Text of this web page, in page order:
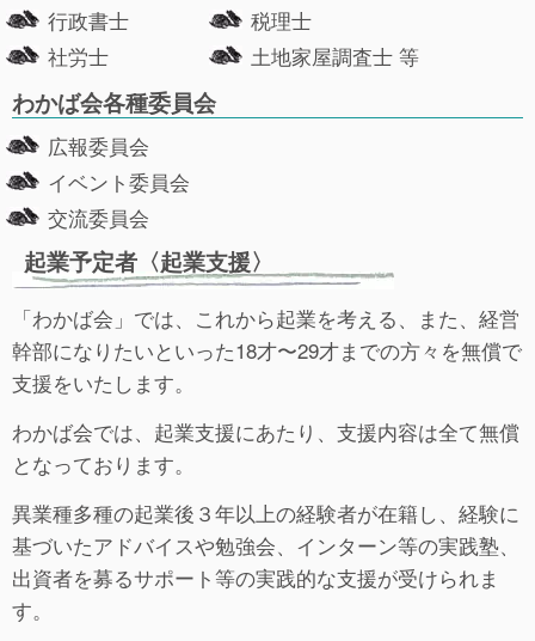
行政書士
税理士
社労士
土地家屋調査士 等
わかば会各種委員会
広報委員会
イベント委員会
交流委員会
起業予定者〈起業支援〉
「わかば会」では、これから起業を考える、また、経営
幹部になりたいといった18才〜29才までの方々を無償で
支援をいたします。
わかば会では、起業支援にあたり、支援内容は全て無償
となっております。
異業種多種の起業後３年以上の経験者が在籍し、経験に
基づいたアドバイスや勉強会、インターン等の実践塾、
出資者を募るサポート等の実践的な支援が受けられま
す。